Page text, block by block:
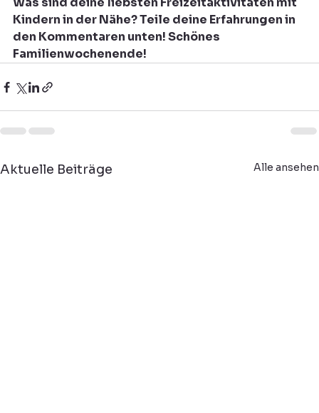
Kindern in der Nähe? Teile deine Erfahrungen in
den Kommentaren unten! Schönes
Familienwochenende!
Aktuelle Beiträge Alle ansehen